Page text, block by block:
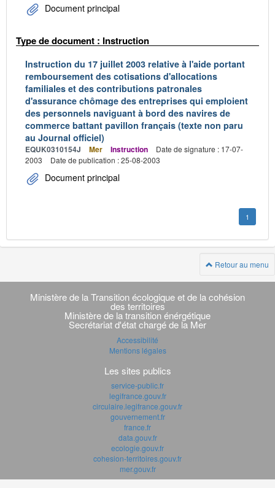
Document principal
Type de document : Instruction
Instruction du 17 juillet 2003 relative à l'aide portant
remboursement des cotisations d'allocations
familiales et des contributions patronales
d'assurance chômage des entreprises qui emploient
des personnels naviguant à bord des navires de
commerce battant pavillon français (texte non paru
au Journal officiel)
EQUK0310154J Mer Instruction
Date de signature : 17-07-
2003
Date de publication : 25-08-2003
Document principal
1
Retour au menu
Navigation
transverse
Ministère de la Transition écologique et de la cohésion
des territoires
Ministère de la transition énérgétique
Secrétariat d'état chargé de la Mer
Accessibilité
Mentions légales
Les sites publics
service-public.fr
legifrance.gouv.fr
circulaire.legifrance.gouv.fr
gouvernement.fr
france.fr
data.gouv.fr
ecologie.gouv.fr
cohesion-territoires.gouv.fr
mer.gouv.fr